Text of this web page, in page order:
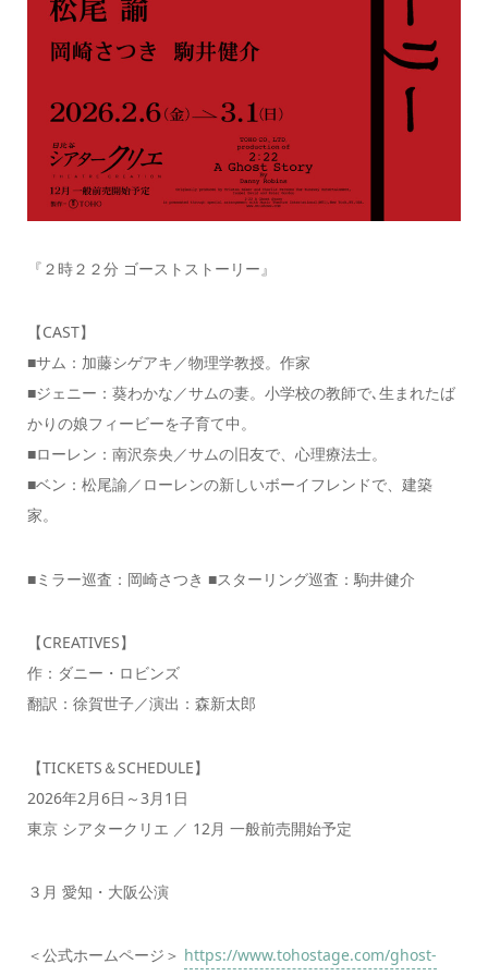
『２時２２分 ゴーストストーリー』
【CAST】
■サム：加藤シゲアキ／物理学教授。作家
■ジェニー：葵わかな／サムの妻。小学校の教師で､生まれたば
かりの娘フィービーを子育て中。
■ローレン：南沢奈央／サムの旧友で、心理療法士。
■ベン：松尾諭／ローレンの新しいボーイフレンドで、建築
家。
■ミラー巡査：岡崎さつき ■スターリング巡査：駒井健介
【CREATIVES】
作：ダニー・ロビンズ
翻訳：徐賀世子／演出：森新太郎
【TICKETS＆SCHEDULE】
2026年2月6日～3月1日
東京 シアタークリエ ／ 12月 一般前売開始予定
３月 愛知・大阪公演
＜公式ホームページ＞ https://www.tohostage.com/ghost-